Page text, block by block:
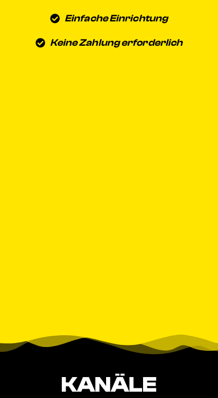
Einfache Einrichtung
Keine Zahlung erforderlich
KANÄLE